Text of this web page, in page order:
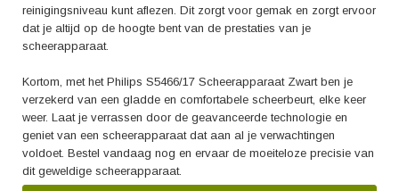
reinigingsniveau kunt aflezen. Dit zorgt voor gemak en zorgt ervoor
dat je altijd op de hoogte bent van de prestaties van je
scheerapparaat.
Kortom, met het Philips S5466/17 Scheerapparaat Zwart ben je
verzekerd van een gladde en comfortabele scheerbeurt, elke keer
weer. Laat je verrassen door de geavanceerde technologie en
geniet van een scheerapparaat dat aan al je verwachtingen
voldoet. Bestel vandaag nog en ervaar de moeiteloze precisie van
dit geweldige scheerapparaat.